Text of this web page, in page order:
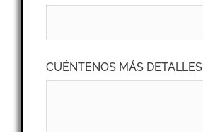
CUÉNTENOS MÁS DETALLES